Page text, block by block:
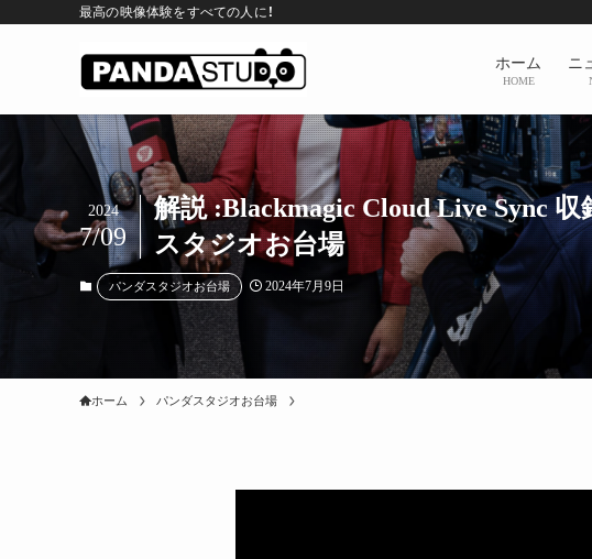
最高の映像体験をすべての人に！
ホーム
HOME
ニ
解説 :Blackmagic Cloud Live Sync
スタジオお台場
2024
7/09
パンダスタジオお台場 2024年7月9日
ホーム パンダスタジオお台場